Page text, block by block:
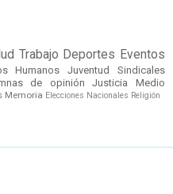
Trabajo Deportes Eventos
Humanos Juventud
Sindicales
de opinión Justicia
Medio
Memoria Elecciones Nacionales Religión